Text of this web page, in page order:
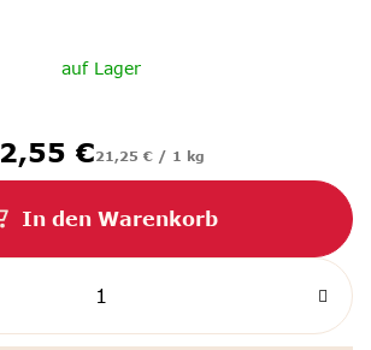
auf Lager
2,55 €Verkaufspreis:
21,25 € / 1 kg
In den Warenkorb